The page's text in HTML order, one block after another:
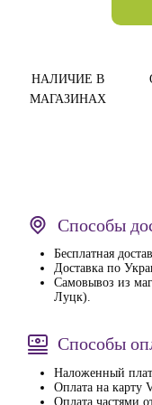
НАЛИЧИЕ В
МАГАЗИНАХ
Способы
Бесплатная
Доставка по
Самовывоз из
Луцк).
Способы
Наложенный
Оплата на карту
Оплата частями